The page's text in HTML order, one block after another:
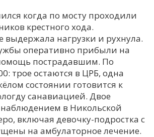
когда по мосту проходили
крестного хода.
выдержала нагрузки и рухнула.
оперативно прибыли на
пострадавшим. По
трое остаются в ЦРБ, одна
состоянии готовится к
санавиацией. Двое
в Никольской
включая девочку-подростка с
на амбулаторное лечение.